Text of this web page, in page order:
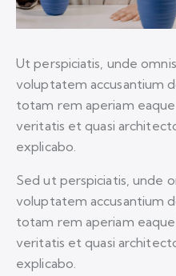
Ut perspiciatis, unde
voluptatem accusantium
totam rem aperiam
veritatis et quasi
explicabo.
Sed ut perspiciatis, unde
voluptatem accusantium
totam rem aperiam
veritatis et quasi
explicabo.